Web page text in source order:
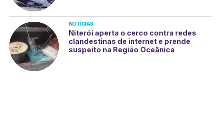
NOTÍCIAS
Niterói aperta o cerco contra redes
clandestinas de internet e prende
suspeito na Região Oceânica